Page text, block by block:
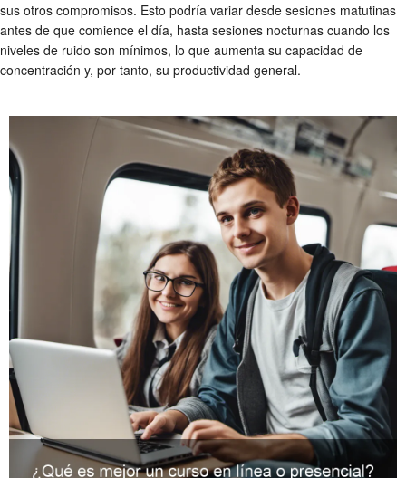
sus otros compromisos. Esto podría variar desde sesiones matutinas
antes de que comience el día, hasta sesiones nocturnas cuando los
niveles de ruido son mínimos, lo que aumenta su capacidad de
concentración y, por tanto, su productividad general.